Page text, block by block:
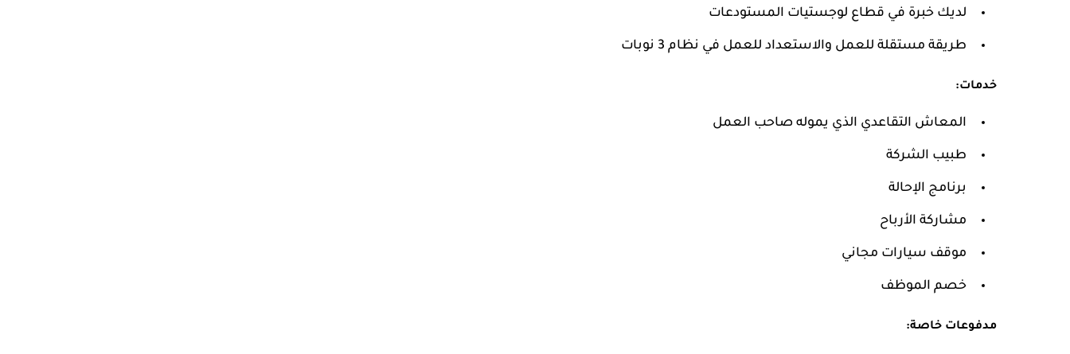
لديك خبرة في قطاع لوجستيات المستودعات
طريقة مستقلة للعمل والاستعداد للعمل في نظام 3 نوبات
خدمات:
المعاش التقاعدي الذي يموله صاحب العمل
طبيب الشركة
برنامج الإحالة
مشاركة الأرباح
موقف سيارات مجاني
خصم الموظف
مدفوعات خاصة: